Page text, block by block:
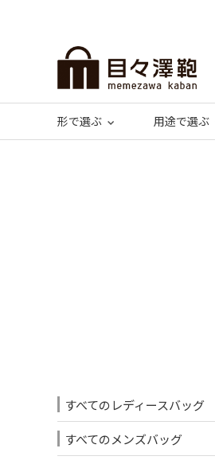
形で選ぶ 用途で選ぶ
すべてのレディースバッグ
すべてのメンズバッグ